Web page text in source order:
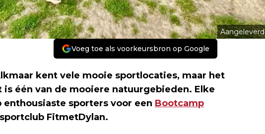
Aangeleverd
Voeg toe als voorkeursbron op Google
kent vele mooie sportlocaties, maar het
één van de mooiere natuurgebieden. Elke
sporters voor een Bootcamp
FitmetDylan.